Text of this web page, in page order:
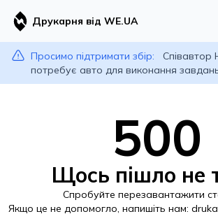
Друкарня від WE.UA
Просимо підтримати збір:
Співавтор
потребує авто для виконання
500
Щось пішло не
Спробуйте перезавантажити
Якщо це не допомогло, напишіть нам: